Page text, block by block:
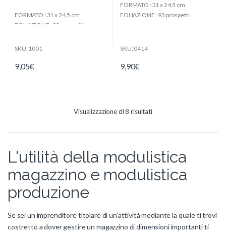
FORMATO : 31 x 24,5 cm
FOLIAZIONE : 93 prospetti
SKU: 1001
9,05€
fFORMATO : 31 x 24,5 cm
FOLIAZIONE : 93 prospetti
numerati
SKU: 0414
9,90€
Visualizzazione di 8 risultati
L'utilità della modulistica
magazzino e modulistica
produzione
Se sei un imprenditore titolare di un'attività mediante la quale ti trovi
costretto a dover gestire un magazzino di dimensioni importanti ti